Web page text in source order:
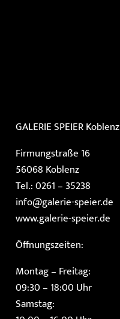
GALERIE SPEIERKoblenz
Firmungstraße 16
56068 Koblenz
Tel.: 0261 – 35238
info@galerie-speier.de
www.galerie-speier.de
Öffnungszeiten:
Montag – Freitag:
09:30 – 18:00 Uhr
Samstag: